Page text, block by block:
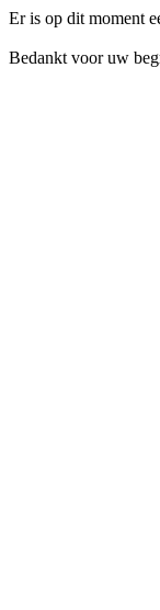
Er is op dit moment
Bedankt voor uw